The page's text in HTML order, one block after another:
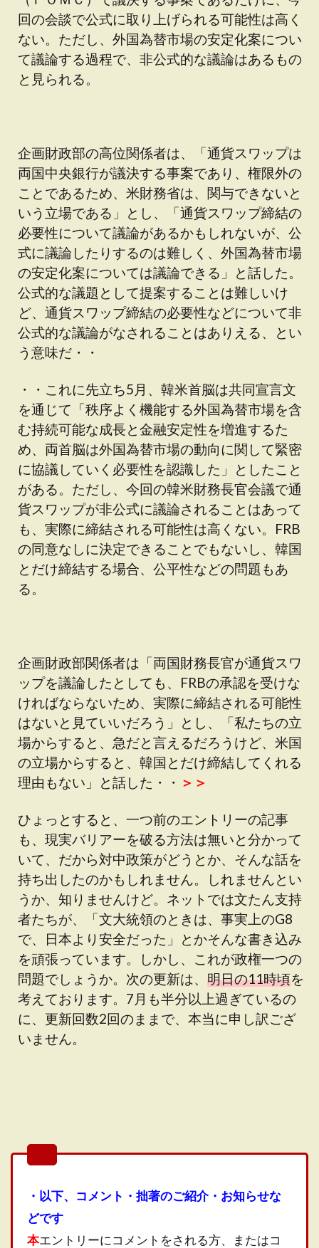
回の会談で公式に取り上げられる可能性は高く
ない。ただし、外国為替市場の安定化案につい
て議論する過程で、非公式的な議論はあるもの
と見られる。
企画財政部の高位関係者は、「通貨スワップは
両国中央銀行が議決する事案であり、権限外の
ことであるため、米財務省は、関与できないと
いう立場である」とし、「通貨スワップ締結の
必要性について議論があるかもしれないが、公
式に議論したりするのは難しく、外国為替市場
の安定化案については議論できる」と話した。
公式的な議題として提案することは難しいけ
ど、通貨スワップ締結の必要性などについて非
公式的な議論がなされることはありえる、とい
う意味だ・・
・・これに先立ち5月、韓米首脳は共同宣言文
を通じて「秩序よく機能する外国為替市場を含
む持続可能な成長と金融安定性を増進するた
め、両首脳は外国為替市場の動向に関して緊密
に協議していく必要性を認識した」としたこと
がある。ただし、今回の韓米財務長官会議で通
貨スワップが非公式に議論されることはあって
も、実際に締結される可能性は高くない。FRB
の同意なしに決定できることでもないし、韓国
とだけ締結する場合、公平性などの問題もあ
る。
企画財政部関係者は「両国財務長官が通貨スワ
ップを議論したとしても、FRBの承認を受けな
ければならないため、実際に締結される可能性
はないと見ていいだろう」とし、「私たちの立
場からすると、急だと言えるだろうけど、米国
の立場からすると、韓国とだけ締結してくれる
理由もない」と話した・・ ＞＞
ひょっとすると、一つ前のエントリーの記事
も、現実バリアーを破る方法は無いと分かって
いて、だから対中政策がどうとか、そんな話を
持ち出したのかもしれません。しれませんとい
うか、知りませんけど。ネットでは文たん支持
者たちが、「文大統領のときは、事実上のG8
で、日本より安全だった」とかそんな書き込み
を頑張っています。しかし、これが政権一つの
問題でしょうか。次の更新は、 明日の11時頃を
考えております。7月も半分以上過ぎているの
に、更新回数2回のままで、本当に申し訳ござ
いません。
・以下、コメント・拙著のご紹介・お知らせな
どです
本エントリーにコメントをされる方、またはコ